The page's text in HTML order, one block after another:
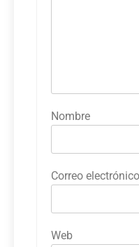
Nombre
Correo electrónico
Web